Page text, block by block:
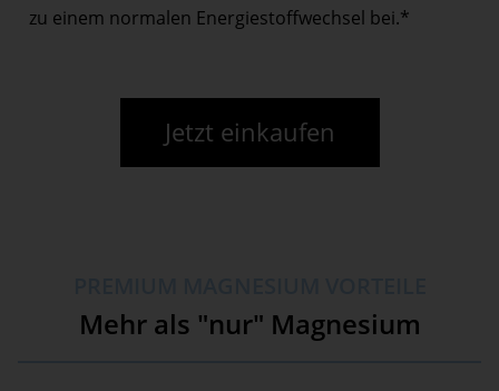
zu einem normalen Energiestoffwechsel bei.*
Jetzt einkaufen
Mehr als "nur" Magnesium